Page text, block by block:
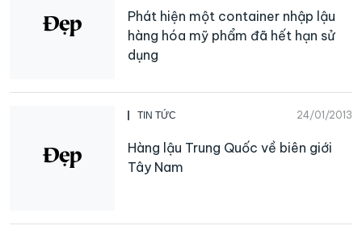
Phát hiện một container nhập lậu
hàng hóa mỹ phẩm đã hết hạn sử
dụng
TIN TỨC 24/01/2013
Hàng lậu Trung Quốc về biên giới
Tây Nam